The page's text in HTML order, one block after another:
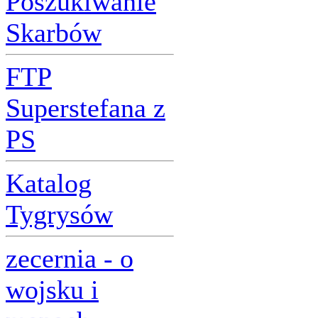
Skarbów
FTP
Superstefana z
PS
Katalog
Tygrysów
zecernia - o
wojsku i